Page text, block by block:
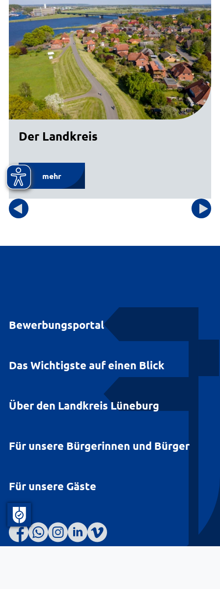
Der Landkreis
mehr
Bewerbungsportal
Das Wichtigste auf einen Blick
Über den Landkreis Lüneburg
Für unsere Bürgerinnen und Bürger
Für unsere Gäste